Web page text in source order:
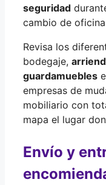
seguridad
cambio de
Revisa los
bodegaje,
guardamuebles
empresas de
mobiliario con
mapa el lugar
Envío y